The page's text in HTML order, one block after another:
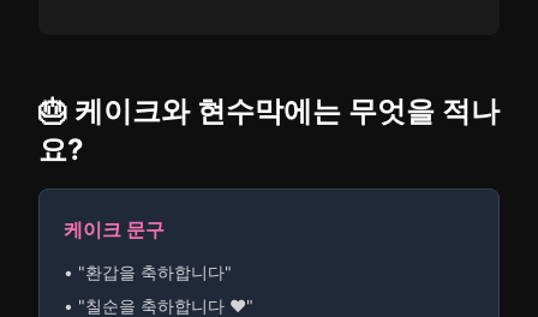
🎂 케이크와 현수막에는 무엇을 적나
요?
케이크 문구
• "환갑을 축하합니다"
• "칠순을 축하합니다 ♥"